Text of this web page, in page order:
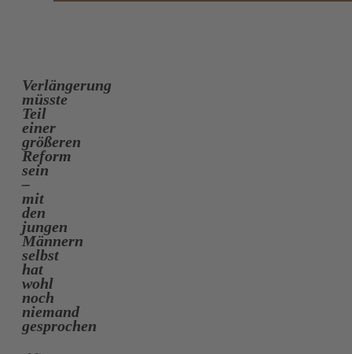
Verlängerung
müsste
Teil
einer
größeren
Reform
sein
–
mit
den
jungen
Männern
selbst
hat
wohl
noch
niemand
gesprochen